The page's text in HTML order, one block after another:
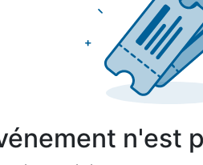
n'est